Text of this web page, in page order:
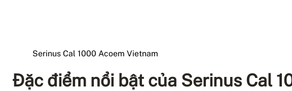
Serinus Cal 1000 Acoem Vietnam
Đặc điểm nổi bật của Serinus Cal